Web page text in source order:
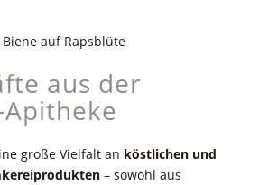
aus der
große Vielfalt an köstlichen und
– sowohl aus